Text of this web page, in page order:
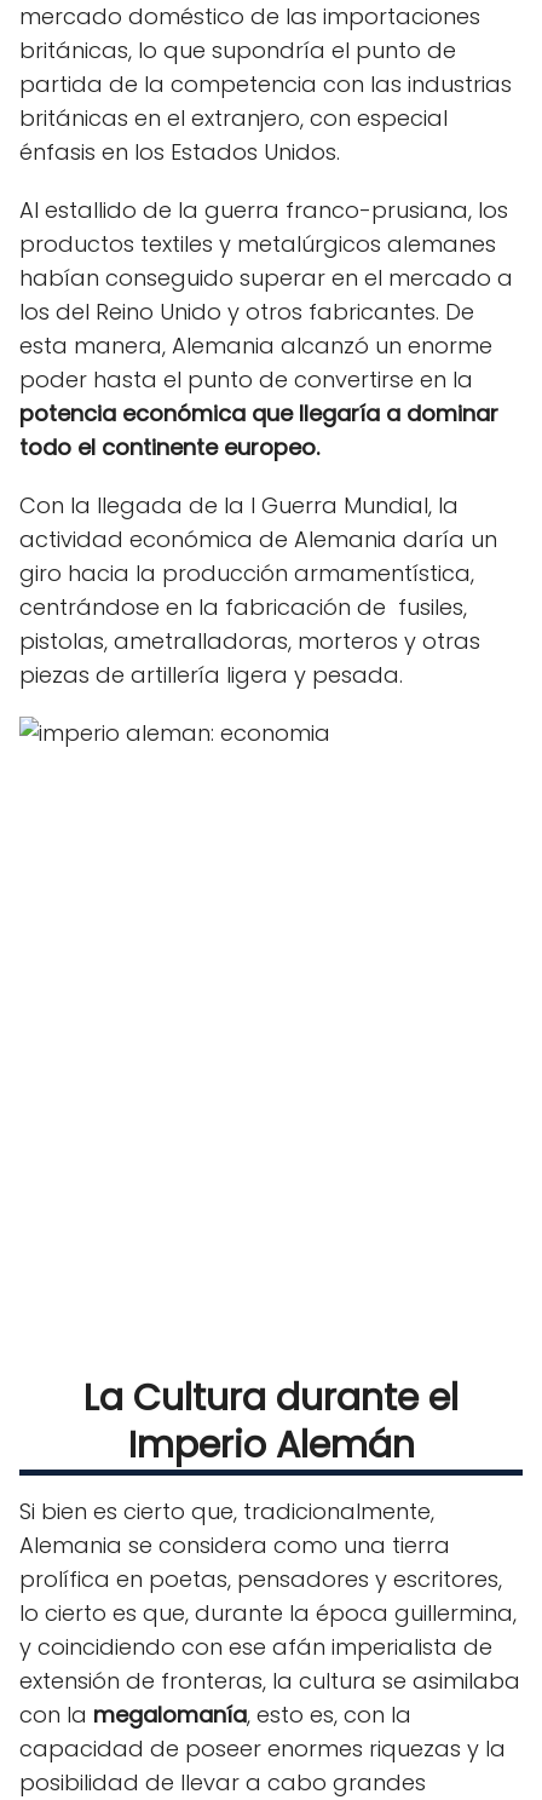
mercado doméstico de las importaciones
británicas, lo que supondría el punto de
partida de la competencia con las industrias
británicas en el extranjero, con especial
énfasis en los Estados Unidos.
Al estallido de la guerra franco-prusiana, los
productos textiles y metalúrgicos alemanes
habían conseguido superar en el mercado a
los del Reino Unido y otros fabricantes. De
esta manera, Alemania alcanzó un enorme
poder hasta el punto de convertirse en la
potencia económica que llegaría a dominar
todo el continente europeo.
Con la llegada de la I Guerra Mundial, la
actividad económica de Alemania daría un
giro hacia la producción armamentística,
centrándose en la fabricación de fusiles,
pistolas, ametralladoras, morteros y otras
piezas de artillería ligera y pesada.
La Cultura durante el
Imperio Alemán
Si bien es cierto que, tradicionalmente,
Alemania se considera como una tierra
prolífica en poetas, pensadores y escritores,
lo cierto es que, durante la época guillermina,
y coincidiendo con ese afán imperialista de
extensión de fronteras, la cultura se asimilaba
con la megalomanía, esto es, con la
capacidad de poseer enormes riquezas y la
posibilidad de llevar a cabo grandes